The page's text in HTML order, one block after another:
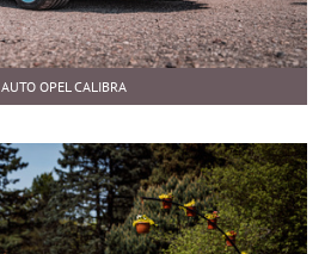
AUTO OPEL CALIBRA